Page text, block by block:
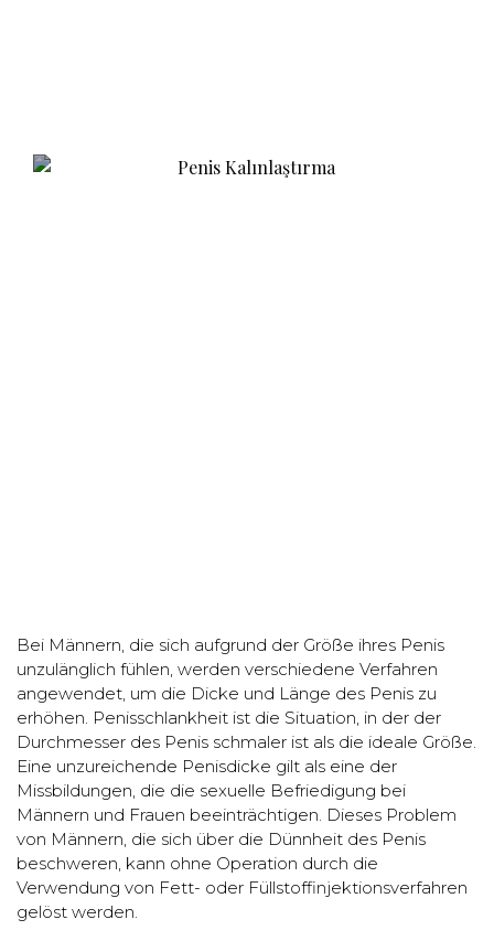
Bei Männern, die sich aufgrund der Größe ihres Penis
unzulänglich fühlen, werden verschiedene Verfahren
angewendet, um die Dicke und Länge des Penis zu
erhöhen. Penisschlankheit ist die Situation, in der der
Durchmesser des Penis schmaler ist als die ideale Größe.
Eine unzureichende Penisdicke gilt als eine der
Missbildungen, die die sexuelle Befriedigung bei
Männern und Frauen beeinträchtigen. Dieses Problem
von Männern, die sich über die Dünnheit des Penis
beschweren, kann ohne Operation durch die
Verwendung von Fett- oder Füllstoffinjektionsverfahren
gelöst werden.